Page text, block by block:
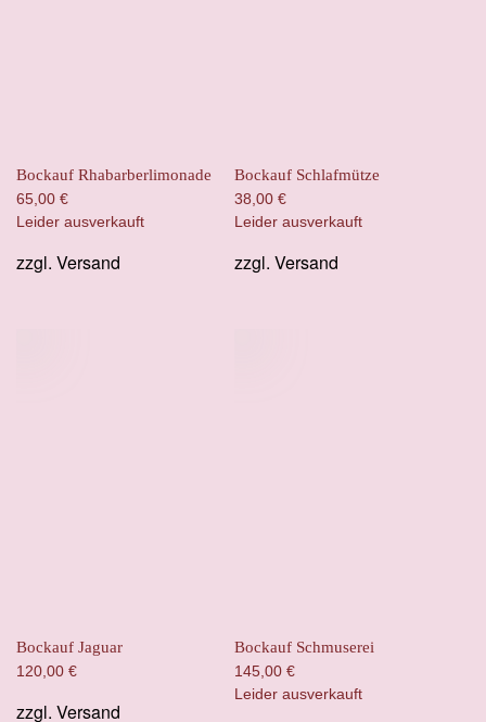
Bockauf Rhabarberlimonade
65,00 €
Leider ausverkauft
zzgl. Versand
Bockauf Schlafmütze
38,00 €
Leider ausverkauft
zzgl. Versand
Bockauf Jaguar
120,00 €
zzgl. Versand
Bockauf Schmuserei
145,00 €
Leider ausverkauft